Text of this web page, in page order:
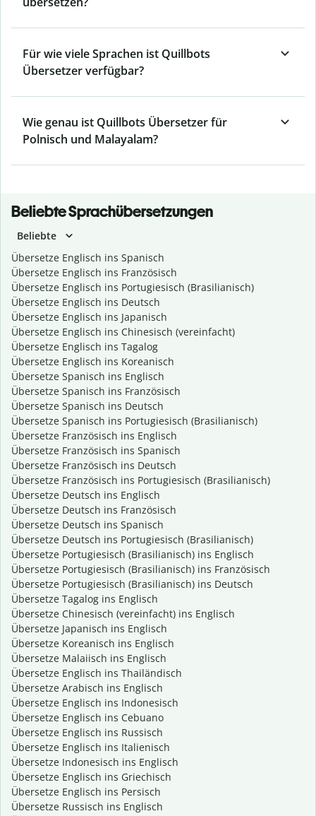
Für wie viele Sprachen ist Quillbots
Übersetzer verfügbar?
Wie genau ist Quillbots Übersetzer für
Polnisch und Malayalam?
Beliebte Sprachübersetzungen
Beliebte
Übersetze Englisch ins Spanisch
Übersetze Englisch ins Französisch
Übersetze Englisch ins Portugiesisch (Brasilianisch)
Übersetze Englisch ins Deutsch
Übersetze Englisch ins Japanisch
Übersetze Englisch ins Chinesisch (vereinfacht)
Übersetze Englisch ins Tagalog
Übersetze Englisch ins Koreanisch
Übersetze Spanisch ins Englisch
Übersetze Spanisch ins Französisch
Übersetze Spanisch ins Deutsch
Übersetze Spanisch ins Portugiesisch (Brasilianisch)
Übersetze Französisch ins Englisch
Übersetze Französisch ins Spanisch
Übersetze Französisch ins Deutsch
Übersetze Französisch ins Portugiesisch (Brasilianisch)
Übersetze Deutsch ins Englisch
Übersetze Deutsch ins Französisch
Übersetze Deutsch ins Spanisch
Übersetze Deutsch ins Portugiesisch (Brasilianisch)
Übersetze Portugiesisch (Brasilianisch) ins Englisch
Übersetze Portugiesisch (Brasilianisch) ins Französisch
Übersetze Portugiesisch (Brasilianisch) ins Deutsch
Übersetze Tagalog ins Englisch
Übersetze Chinesisch (vereinfacht) ins Englisch
Übersetze Japanisch ins Englisch
Übersetze Koreanisch ins Englisch
Übersetze Malaiisch ins Englisch
Übersetze Englisch ins Thailändisch
Übersetze Arabisch ins Englisch
Übersetze Englisch ins Indonesisch
Übersetze Englisch ins Cebuano
Übersetze Englisch ins Russisch
Übersetze Englisch ins Italienisch
Übersetze Indonesisch ins Englisch
Übersetze Englisch ins Griechisch
Übersetze Englisch ins Persisch
Übersetze Russisch ins Englisch